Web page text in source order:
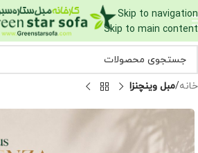
Skip to navigation
Skip to main content
خانه مبل وینچنزا